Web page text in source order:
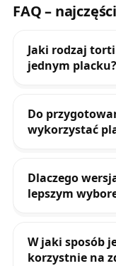
FAQ –
Jaki rodzaj
jednym placku?
Do
wykorzystać
Dlaczego
lepszym
W jaki sposób
korzystnie na